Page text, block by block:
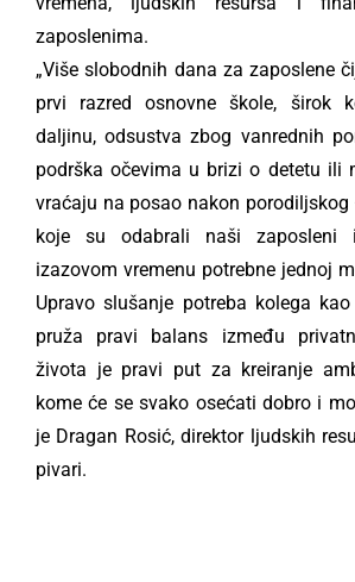
zaposlenima.
„Više slobodnih dana za zaposlene
prvi razred osnovne škole, širok
daljinu, odsustva zbog vanrednih
podrška očevima u brizi o detetu ili
vraćaju na posao nakon
koje su odabrali naši
izazovom vremenu potrebne jednoj
Upravo slušanje potreba kolega
pruža pravi balans između
života je pravi put za kreiranje
kome će se svako osećati dobro i
je Dragan Rosić, direktor ljudskih
pivari.